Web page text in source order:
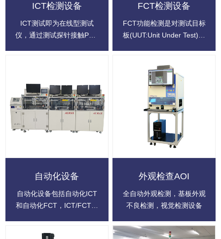
ICT检测设备
ICT测试即为在线型测试
仪，通过测试探针接触PCB
日本制造的离线ICT检测设
备Focus-2000和自动化
ICT检测设备ALMAX系列产
品畅销国内。
FCT检测设备
FCT功能检测是对测试目标
板(UUT:Unit Under Test)提
计状态，从而获取到各个状
态的参数来验证UUT的功
能好坏的测试方法。FCT测
试治具主要是对产品进行功
能测试，如:电压、电流、
功率、频率 ，可以测试半
成品或成品。
自动化设备
自动化设备包括自动化ICT
和自动化FCT，ICT/FCT与
外观检查AOI
全自动外观检测，基板外观
不良检测，视觉检测设备